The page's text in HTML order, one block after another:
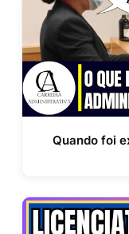
Quando foi